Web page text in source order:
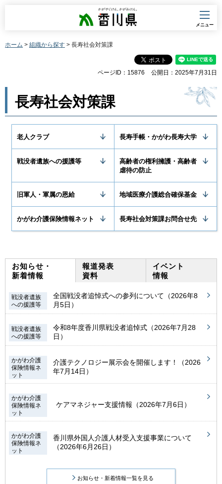
香川県
メニュー
ホーム > 組織から探す > 長寿社会対策課
ページID：15876 公開日：2025年7月31日
長寿社会対策課
老人クラブ 長寿手帳・かがわ長寿大学
戦没者遺族への援護等
高齢者の権利擁護・高齢者
虐待の防止
旧軍人・軍属の恩給 地域医療介護総合確保基金
かがわ介護保険情報ネット 長寿社会対策課お問合せ先
お知らせ・
新着情報
戦没者遺族
への援護等
全国戦没者追悼式への参列について（2026年8
月5日）
戦没者遺族
への援護等
令和8年度香川県戦没者追悼式（2026年7月28
日）
かがわ介護
保険情報ネ
ット
介護テクノロジー展示会を開催します！（2026
年7月14日）
かがわ介護
保険情報ネ
ット
ケアマネジャー支援情報（2026年7月6日）
かがわ介護
保険情報ネ
ット
香川県外国人介護人材受入支援事業について
（2026年6月26日）
お知らせ・新着情報一覧を見る
報道発表
資料
イベント
情報